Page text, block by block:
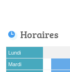
Horaires
Lundi
Mardi